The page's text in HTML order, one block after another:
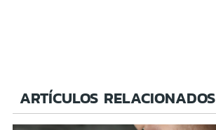
ARTÍCULOS RELACIONADOS